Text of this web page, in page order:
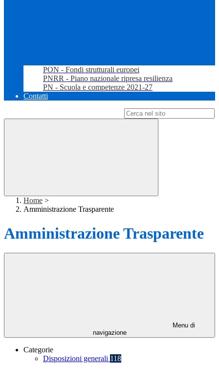
PON - Fondi strutturali europei
PNRR - Piano nazionale ripresa resilienza
PN - Scuola e competenze 2021-27
Contatti
Home >
Amministrazione Trasparente
Amministrazione Trasparente
Menu di
navigazione
Categorie
Disposizioni generali 118